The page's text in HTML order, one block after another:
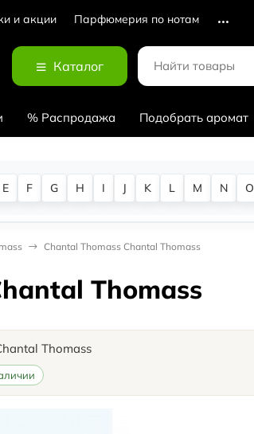
и акции Парфюмерия по нотам
Каталог
% Распродажа Подобрать аромат
E F G H I J K L M N O
Chantal Thomass Chantal Thomass
Thomass
Thomass